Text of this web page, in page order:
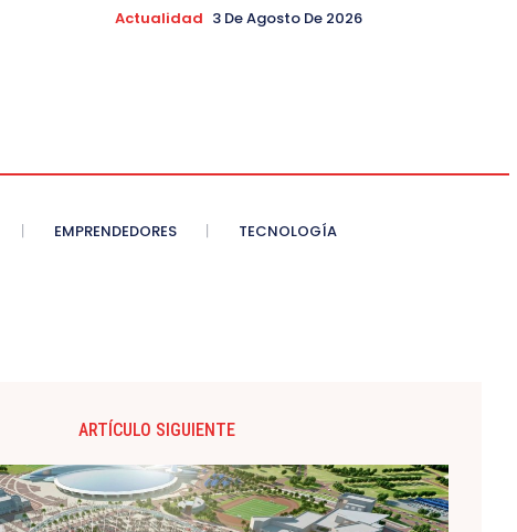
Actualidad 3 De Agosto De 2026
EMPRENDEDORES TECNOLOGÍA
ARTÍCULO SIGUIENTE